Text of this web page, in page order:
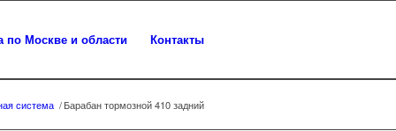
по Москве и области Контакты
система /Барабан тормозной 410 задний